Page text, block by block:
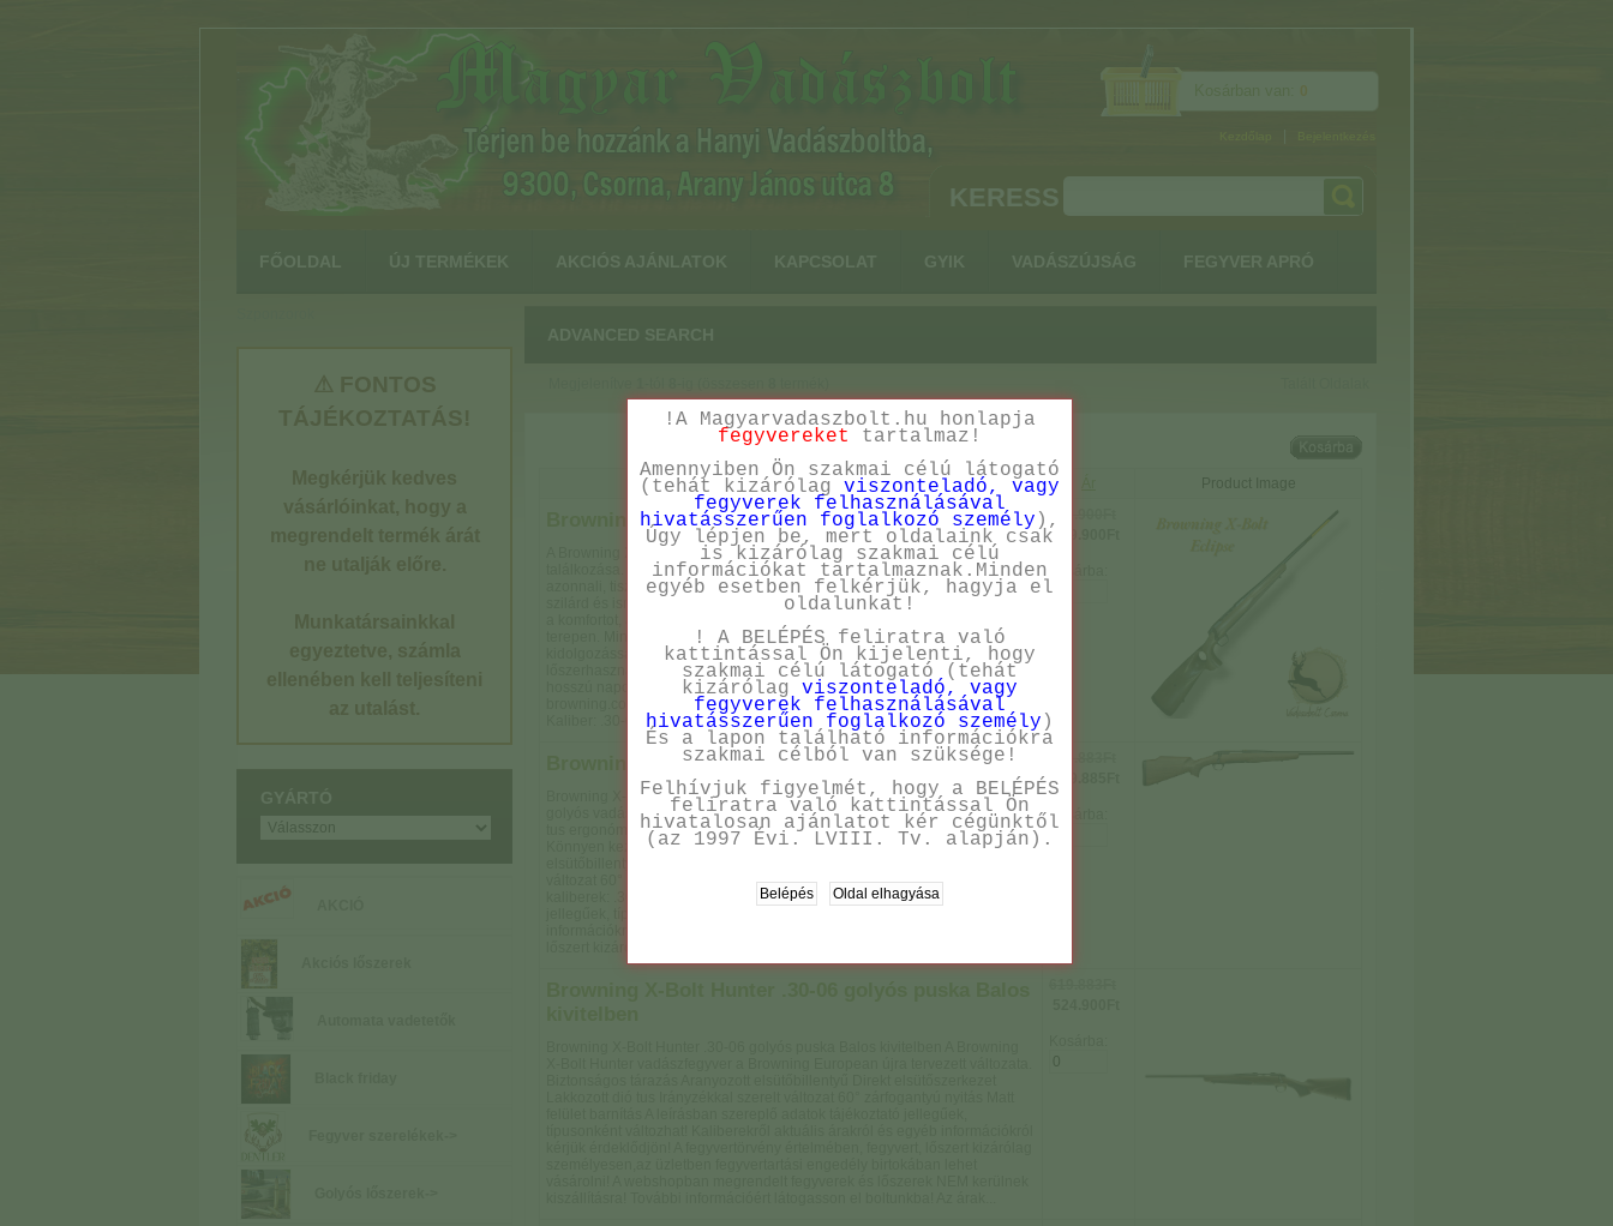
0
KERESS
Terméknév Product Image
Browning X-Bolt Eclipse 30-06 Cal. golyós fegyver
A Browning X-Bolt Eclipse .30-06 a megbízhatóság és pontosság
találkozása. Thumb-hole tusa stabil fogást biztosít, a Feather Trigger
azonnali, tiszta elsütést nyújt, míg az X-Lock rendszer egyszerre nyújt
szilárd és ismételhető távcső-pozícionálást. Az Inflex lökéscsillapító növeli
terepen. Minden X-Bolt magas gyártási minőséggel és részletgazdag
kidolgozással készül. A .30-06 kaliber nagyvad-vadászatra és többféle
lőszerhasználatra is kiváló, a fegyver ergonomikus kialakítása pedig
hosszú napokat is kényelmessé tesz az erdőn. Gyártó: Browning.
browning.com Modell: X-Bolt Eclipse (Eclipse Hunter változatok léteznek).
Kaliber: .30-06 Springfield. Csőhossz...
Browning X-Bolt Hunter
Browning X-Bolt Hunter A Browning X-Bolt egy tökéletesen megtervezett
golyós vadászfegyver. Kiválló minőségű csöve biztosítja a jó szórásképet. A
tus ergonómikus kialakításának köszönhetően tökéletesen kézbe illik.
Könnyen kezelhető, és tisztítható fegyver. Biztonságos tárazás Aranyozott
változat 60° zárfogantyú nyitás Kivehető tár Matt felület barnítás Elérhető
kaliberek: .308 Win. 30-06 A leírásban szereplő adatok tájékoztató
559.885Ft
Kosárba:
!A Magyarvadaszbolt.hu honlapja
fegyvereket
tartalmaz!
Amennyiben Ön szakmai célú látogató
(tehát kizárólag viszonteladó, vagy
fegyverek felhasználásával
hivatásszerűen foglalkozó személy ),
Úgy lépjen be, mert oldalaink csak
is kizárólag szakmai célú
információkat tartalmaznak.Minden
egyéb esetben felkérjük, hagyja el
oldalunkat!
! A BELÉPÉS feliratra való
kattintással Ön kijelenti, hogy
szakmai célú látogató (tehát
kizárólag viszonteladó, vagy
fegyverek felhasználásával
hivatásszerűen foglalkozó személy )
És a lapon található információkra
szakmai célból van szüksége!
Felhívjuk figyelmét, hogy a BELÉPÉS
feliratra való kattintással Ön
hivatalosan ajánlatot kér cégünktől
(az 1997 Évi. LVIII. Tv. alapján).